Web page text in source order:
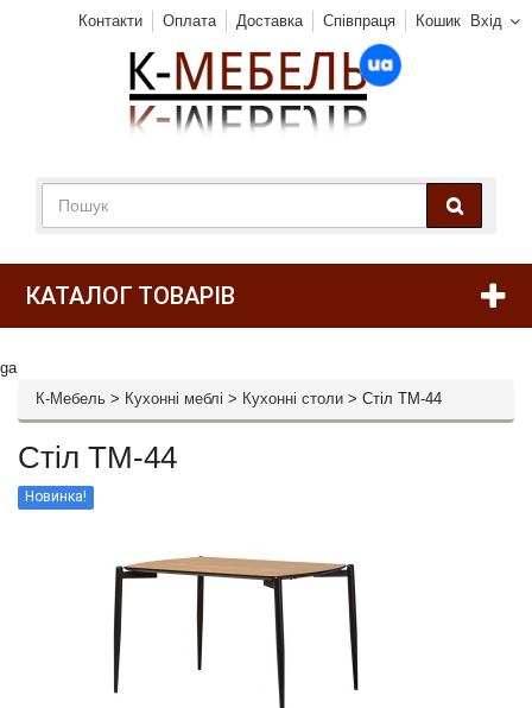
Вхід
Контакти Оплата Доставка Співпраця Кошик
КАТАЛОГ ТОВАРІВ
ga
К-Мебель > Кухонні меблі > Кухонні столи > Стіл ТМ-44
Стіл ТМ-44
Новинка!